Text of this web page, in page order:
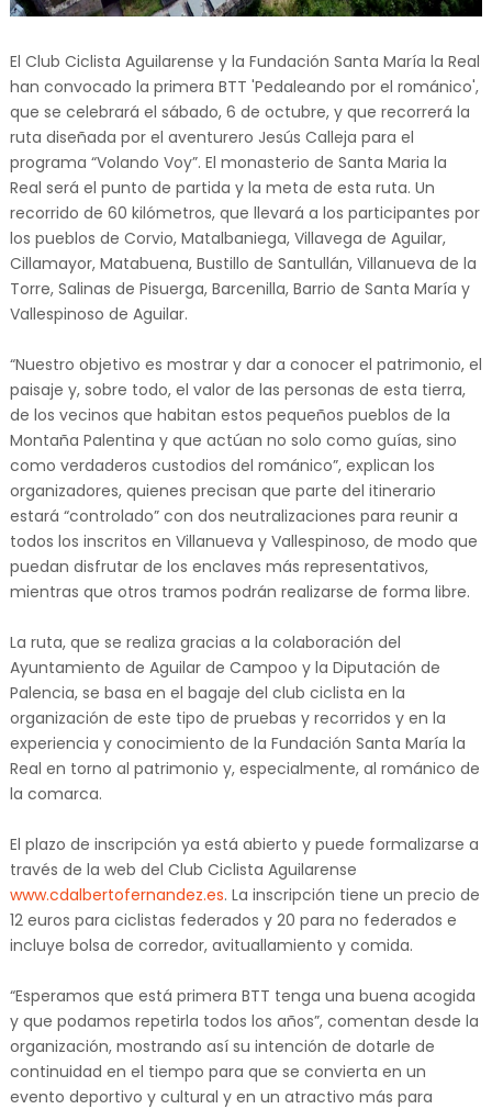
El Club Ciclista Aguilarense y la Fundación Santa María la Real
han convocado la primera BTT 'Pedaleando por el románico',
que se celebrará el sábado, 6 de octubre, y que recorrerá la
ruta diseñada por el aventurero Jesús Calleja para el
programa “Volando Voy”. El monasterio de Santa Maria la
Real será el punto de partida y la meta de esta ruta. Un
recorrido de 60 kilómetros, que llevará a los participantes por
los pueblos de Corvio, Matalbaniega, Villavega de Aguilar,
Cillamayor, Matabuena, Bustillo de Santullán, Villanueva de la
Torre, Salinas de Pisuerga, Barcenilla, Barrio de Santa María y
Vallespinoso de Aguilar.
“Nuestro objetivo es mostrar y dar a conocer el patrimonio, el
paisaje y, sobre todo, el valor de las personas de esta tierra,
de los vecinos que habitan estos pequeños pueblos de la
Montaña Palentina y que actúan no solo como guías, sino
como verdaderos custodios del románico”, explican los
organizadores, quienes precisan que parte del itinerario
estará “controlado” con dos neutralizaciones para reunir a
todos los inscritos en Villanueva y Vallespinoso, de modo que
puedan disfrutar de los enclaves más representativos,
mientras que otros tramos podrán realizarse de forma libre.
La ruta, que se realiza gracias a la colaboración del
Ayuntamiento de Aguilar de Campoo y la Diputación de
Palencia, se basa en el bagaje del club ciclista en la
organización de este tipo de pruebas y recorridos y en la
experiencia y conocimiento de la Fundación Santa María la
Real en torno al patrimonio y, especialmente, al románico de
la comarca.
El plazo de inscripción ya está abierto y puede formalizarse a
través de la web del Club Ciclista Aguilarense
www.cdalbertofernandez.es. La inscripción tiene un precio de
12 euros para ciclistas federados y 20 para no federados e
incluye bolsa de corredor, avituallamiento y comida.
“Esperamos que está primera BTT tenga una buena acogida
y que podamos repetirla todos los años”, comentan desde la
organización, mostrando así su intención de dotarle de
continuidad en el tiempo para que se convierta en un
evento deportivo y cultural y en un atractivo más para